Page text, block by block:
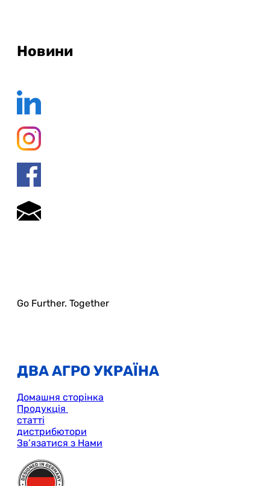
Новини
Go Further. Together
ДВА АГРО УКРАЇНА
Домашня сторінка
Продукція
статті
дистрибютори
Зв’язатися з Нами